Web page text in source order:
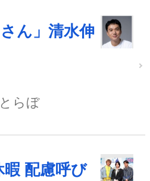
ん」清水伸
らぼ
暇 配慮呼び